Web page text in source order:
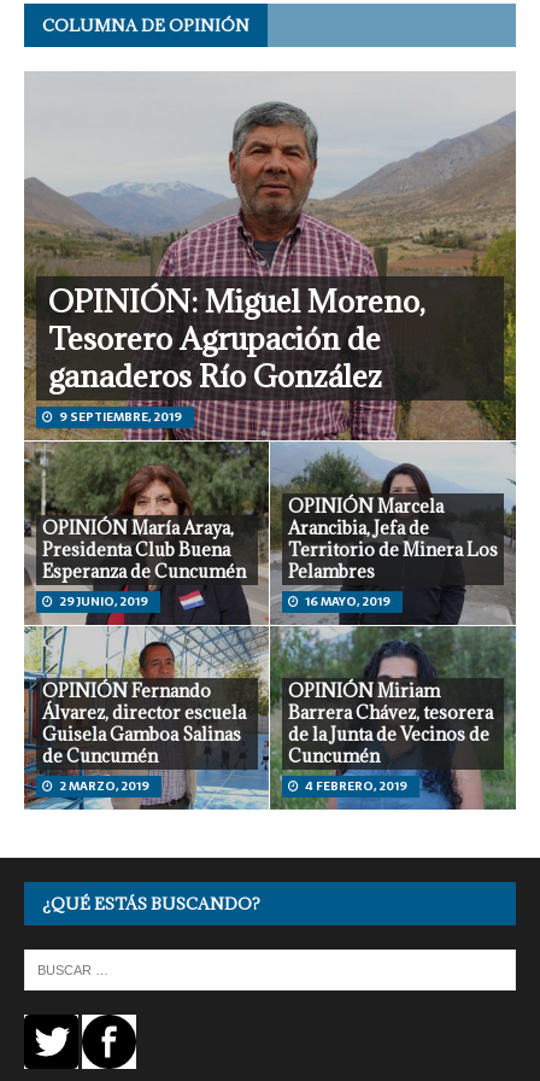
COLUMNA DE OPINIÓN
OPINIÓN: Miguel Moreno,
Tesorero Agrupación de
ganaderos Río González
9 SEPTIEMBRE, 2019
OPINIÓN María Araya,
Presidenta Club Buena
Esperanza de Cuncumén
29 JUNIO, 2019
OPINIÓN Marcela
Arancibia, Jefa de
Territorio de Minera Los
Pelambres
16 MAYO, 2019
OPINIÓN Fernando
Álvarez, director escuela
Guisela Gamboa Salinas
de Cuncumén
2 MARZO, 2019
OPINIÓN Miriam
Barrera Chávez, tesorera
de la Junta de Vecinos de
Cuncumén
4 FEBRERO, 2019
¿QUÉ ESTÁS BUSCANDO?